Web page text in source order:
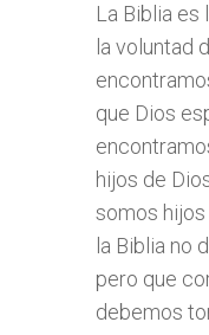
La Biblia
la voluntad
que Dios
hijos de
somos hijos
la Biblia no
pero que
debemos